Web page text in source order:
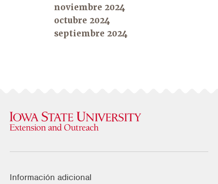
noviembre 2024
octubre 2024
septiembre 2024
Información adicional